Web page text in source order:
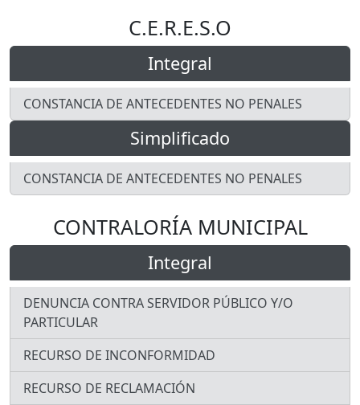
C.E.R.E.S.O
Integral
CONSTANCIA DE ANTECEDENTES NO PENALES
Simplificado
CONSTANCIA DE ANTECEDENTES NO PENALES
CONTRALORÍA MUNICIPAL
Integral
DENUNCIA CONTRA SERVIDOR PÚBLICO Y/O
PARTICULAR
RECURSO DE INCONFORMIDAD
RECURSO DE RECLAMACIÓN